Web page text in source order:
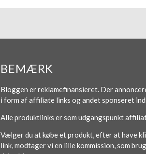
BEMÆRK
Bloggen er reklamefinansieret. Der
i form af affiliate links og andet sponseret
Alle produktlinks er som udgangspunkt
Vælger du at købe et produkt, efter at have
link, modtager vi en lille kommission, som